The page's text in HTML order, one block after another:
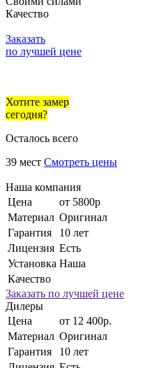
Качество
Заказать
по лучшей цене
Хотите замер
сегодня?
Осталось всего
39 мест Смотреть цены
Наша компания
Цена
от 5800р
Материал Оригинал
Гарантия
10 лет
Лицензия Есть
Установка Наша
Качество
Заказать по лучшей цене
Дилеры
Цена
от 12 400р.
Материал Оригинал
Гарантия
10 лет